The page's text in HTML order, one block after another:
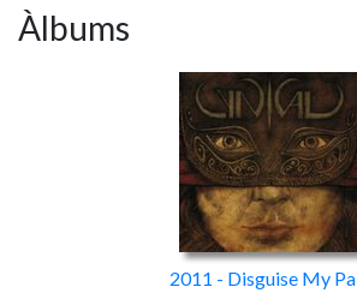
fornada. Cynical beuen de Metallica,
Pantera, enriquint el seu so també
pinzellades progressives i d'altres
Alternatiu (per la veu, més que res).
10 cançons - totes elles, superiors als
que la pròpia banda ha posat en lliure
que, molt possiblement, agradarà
aquells amants de grups com els
Àlbums
2011 - Disguise My